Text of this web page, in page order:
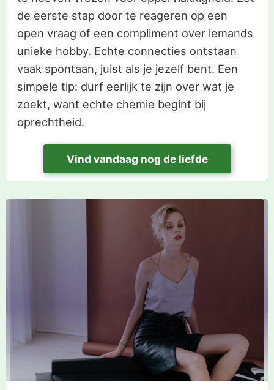
de eerste stap door te reageren op een
open vraag of een compliment over iemands
unieke hobby. Echte connecties ontstaan
vaak spontaan, juist als je jezelf bent. Een
simpele tip: durf eerlijk te zijn over wat je
zoekt, want echte chemie begint bij
oprechtheid.
Vind vandaag nog de liefde